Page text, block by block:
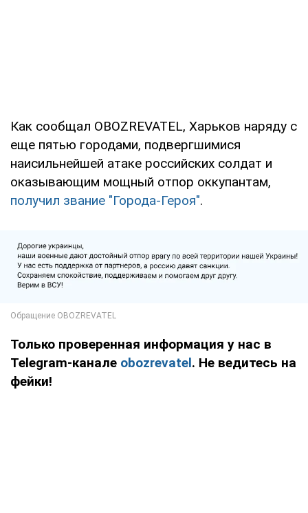
Как сообщал OBOZREVATEL, Харьков наряду с
еще пятью городами, подвергшимися
наисильнейшей атаке российских солдат и
оказывающим мощный отпор оккупантам,
получил звание "Города-Героя".
Только проверенная информация у нас в
Telegram-канале obozrevatel. Не ведитесь на
фейки!